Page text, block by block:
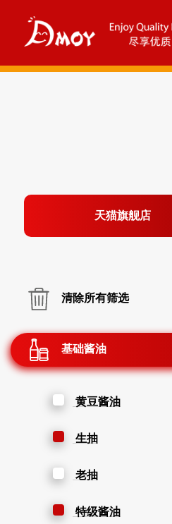
天猫旗舰店
清除所有筛选
基础酱油
黄豆酱油
生抽
老抽
特级酱油